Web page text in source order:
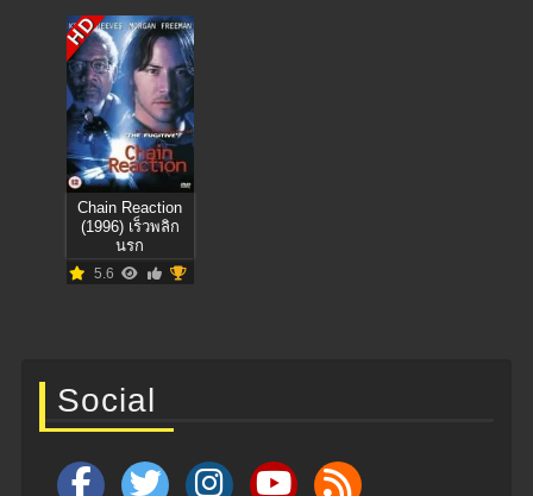
HD
Chain Reaction
(1996) เร็วพลิก
นรก
5.6
Social